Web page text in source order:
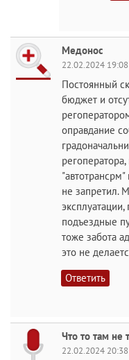
Медонос
22.02.2024 19:08
Постоянный
бюджет и
оправдание
не запретил.
эксплуатации,
подъездные
тоже забота
это не
Ответить
Что то там не
22.02.2024 20:38